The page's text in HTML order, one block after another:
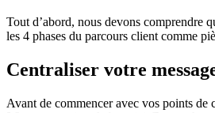
Tout d’abord, nous devons comprendre
les 4 phases du parcours client comme
Centraliser votre
Avant de commencer avec vos points de